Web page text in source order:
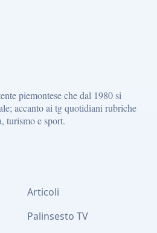
piemontese che dal 1980 si
accanto ai tg quotidiani rubriche
turismo e sport.
Articoli
Palinsesto TV